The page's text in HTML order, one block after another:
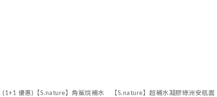
(1+1 優惠)【S.nature】角鯊烷補水
【S.nature】超補水凝膠綠洲安瓶面